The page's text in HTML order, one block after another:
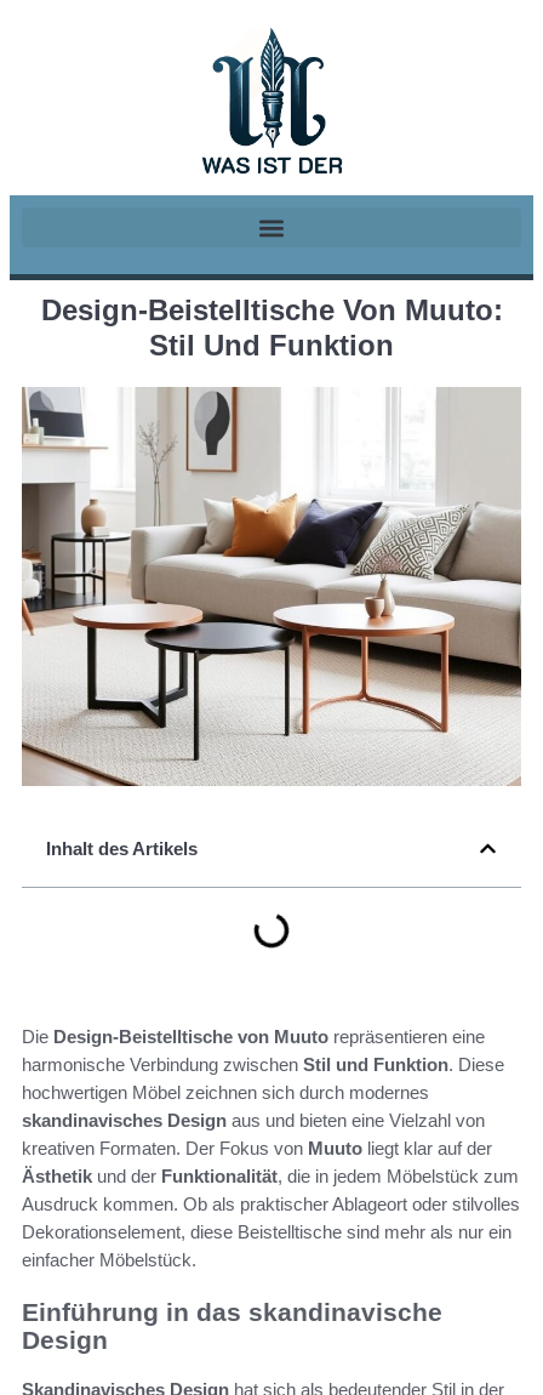
Design-Beistelltische Von Muuto:
Stil Und Funktion
Inhalt des Artikels
Die Design-Beistelltische von Muuto repräsentieren eine
harmonische Verbindung zwischen Stil und Funktion. Diese
hochwertigen Möbel zeichnen sich durch modernes
skandinavisches Design aus und bieten eine Vielzahl von
kreativen Formaten. Der Fokus von Muuto liegt klar auf der
Ästhetik und der Funktionalität, die in jedem Möbelstück zum
Ausdruck kommen. Ob als praktischer Ablageort oder stilvolles
Dekorationselement, diese Beistelltische sind mehr als nur ein
einfacher Möbelstück.
Einführung in das skandinavische
Design
Skandinavisches Design hat sich als bedeutender Stil in der